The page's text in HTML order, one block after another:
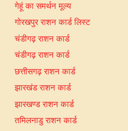
गेहूं का समर्थन मूल्य
गोरखपुर राशन कार्ड लिस्ट
चंडीगढ़ राशन कार्ड
चंडीगढ़ राशन कार्ड
छत्तीसगढ़ राशन कार्ड
झारखंड राशन कार्ड
झारखण्ड राशन कार्ड
तमिलनाडु राशन कार्ड